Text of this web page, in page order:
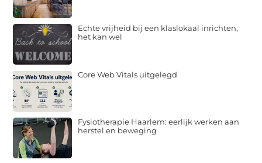
Echte vrijheid bij een klaslokaal inrichten,
het kan wel
Core Web Vitals uitgelegd
Fysiotherapie Haarlem: eerlijk werken aan
herstel en beweging